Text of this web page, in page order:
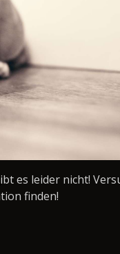
es leider nicht!
finden!